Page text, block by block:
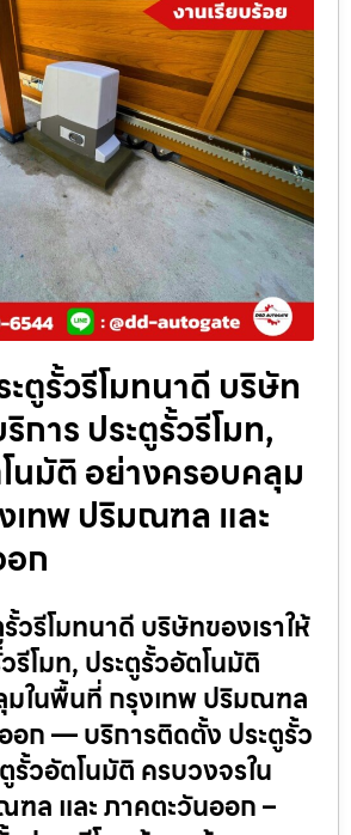
ตูรั้วรีโมทนาดี บริษัท
การ ประตูรั้วรีโมท,
นมัติ อย่างครอบคลุม
เทพ ปริมณฑล และ
ก
วรีโมทนาดี บริษัทของเราให้
รีโมท, ประตูรั้วอัตโนมัติ
ในพื้นที่ กรุงเทพ ปริมณฑล
อก — บริการติดตั้ง ประตูรั้ว
รั้วอัตโนมัติ ครบวงจรใน
ฑล และ ภาคตะวันออก –